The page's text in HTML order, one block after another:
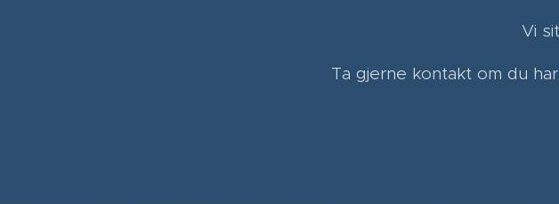
Vi
Ta gjerne kontakt om du